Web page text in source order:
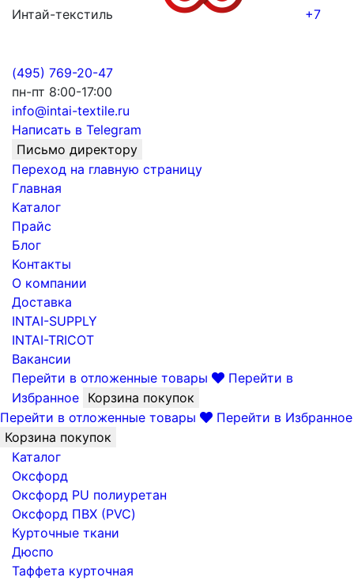
Интай-текстиль +7
(495) 769-20-47
пн-пт 8:00-17:00
info@intai-textile.ru
Написать в Telegram
Письмо директору
Переход на главную страницу
Главная
Каталог
Прайс
Блог
Контакты
О компании
Доставка
INTAI-SUPPLY
INTAI-TRICOT
Вакансии
Перейти в отложенные товары
Перейти в
Избранное Корзина покупок
Перейти в отложенные товары
Перейти в Избранное
Корзина покупок
Каталог
Оксфорд
Оксфорд PU полиуретан
Оксфорд ПВХ (PVC)
Курточные ткани
Дюспо
Таффета курточная